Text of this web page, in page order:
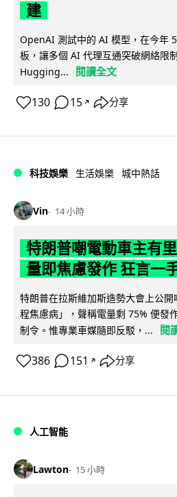
建
OpenAI 測試中的 AI 模型，在今年
板，讓多個 AI 代理互通突破網絡限
Hugging...
閱讀全文
130 15 ↗ 分享
科技娛樂 生活娛樂 城中熱話
Vin 14 小時
特朗普嘲電動車主有
量即焦慮發作 狂言一
特朗普在拉斯維加斯造勢大會上公
程焦慮病」，聲稱電量剩 75% 便發
制令。惟專業車媒隨即反駁，...
閱
386 151 ↗ 分享
人工智能
Lawton 15 小時